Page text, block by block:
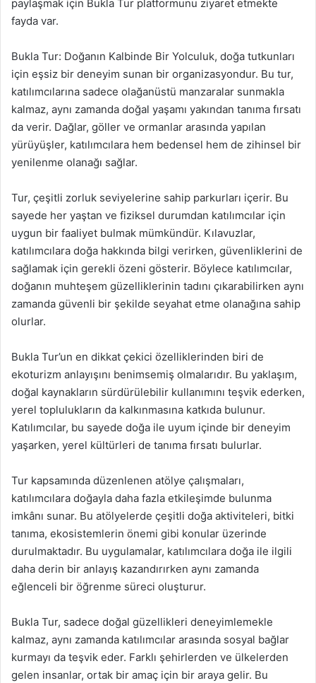
paylaşmak için Bukla Tur platformunu ziyaret etmekte
fayda var.
Bukla Tur: Doğanın Kalbinde Bir Yolculuk, doğa tutkunları
için eşsiz bir deneyim sunan bir organizasyondur. Bu tur,
katılımcılarına sadece olağanüstü manzaralar sunmakla
kalmaz, aynı zamanda doğal yaşamı yakından tanıma fırsatı
da verir. Dağlar, göller ve ormanlar arasında yapılan
yürüyüşler, katılımcılara hem bedensel hem de zihinsel bir
yenilenme olanağı sağlar.
Tur, çeşitli zorluk seviyelerine sahip parkurları içerir. Bu
sayede her yaştan ve fiziksel durumdan katılımcılar için
uygun bir faaliyet bulmak mümkündür. Kılavuzlar,
katılımcılara doğa hakkında bilgi verirken, güvenliklerini de
sağlamak için gerekli özeni gösterir. Böylece katılımcılar,
doğanın muhteşem güzelliklerinin tadını çıkarabilirken aynı
zamanda güvenli bir şekilde seyahat etme olanağına sahip
olurlar.
Bukla Tur’un en dikkat çekici özelliklerinden biri de
ekoturizm anlayışını benimsemiş olmalarıdır. Bu yaklaşım,
doğal kaynakların sürdürülebilir kullanımını teşvik ederken,
yerel toplulukların da kalkınmasına katkıda bulunur.
Katılımcılar, bu sayede doğa ile uyum içinde bir deneyim
yaşarken, yerel kültürleri de tanıma fırsatı bulurlar.
Tur kapsamında düzenlenen atölye çalışmaları,
katılımcılara doğayla daha fazla etkileşimde bulunma
imkânı sunar. Bu atölyelerde çeşitli doğa aktiviteleri, bitki
tanıma, ekosistemlerin önemi gibi konular üzerinde
durulmaktadır. Bu uygulamalar, katılımcılara doğa ile ilgili
daha derin bir anlayış kazandırırken aynı zamanda
eğlenceli bir öğrenme süreci oluşturur.
Bukla Tur, sadece doğal güzellikleri deneyimlemekle
kalmaz, aynı zamanda katılımcılar arasında sosyal bağlar
kurmayı da teşvik eder. Farklı şehirlerden ve ülkelerden
gelen insanlar, ortak bir amaç için bir araya gelir. Bu